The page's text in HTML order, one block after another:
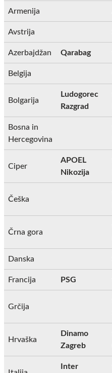
Armenija
Avstrija
Azerbajdžan Qarabag
Belgija
Bolgarija
Ludogorec
Razgrad
Bosna in
Hercegovina
Ciper
APOEL
Nikozija
Češka
Črna gora
Danska
Francija PSG
Grčija
Hrvaška
Dinamo
Zagreb
Inter